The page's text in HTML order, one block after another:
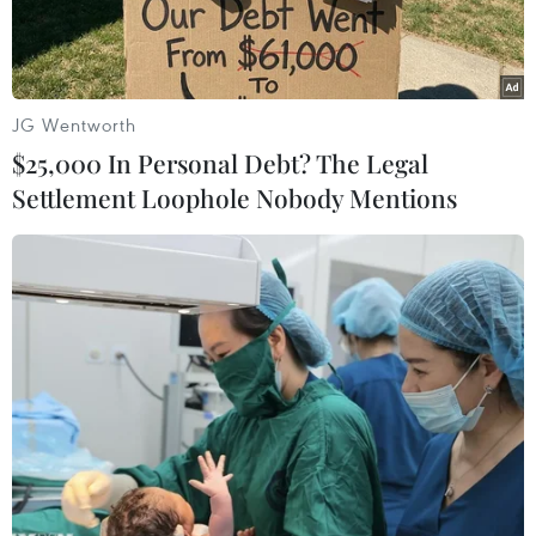
Thủ tướng Thổ Nhĩ Kỳ Binali Yildirim. (Nguồn: AFP/TTXVN)
Ngày 8/12, Thủ tướng Thổ Nhĩ Kỳ Binali Yildirim
công bố kế hoạch khôi phục kinh tế trong nước
năm 2017, theo đó chính phủ nước này sẽ tăng
cường đầu tư cho các doanh nghiệp vừa và nhỏ,
JG Wentworth
$25,000 In Personal Debt? The Legal
Settlement Loophole Nobody Mentions